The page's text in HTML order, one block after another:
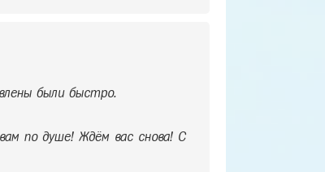
были быстро.
по душе! Ждём вас снова! С